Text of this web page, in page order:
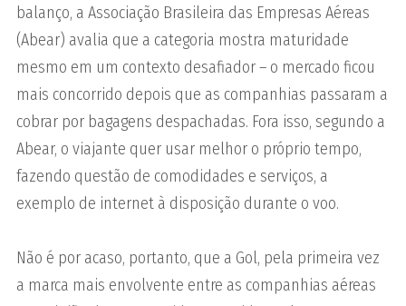
balanço, a Associação Brasileira das Empresas Aéreas
(Abear) avalia que a categoria mostra maturidade
mesmo em um contexto desafiador – o mercado ficou
mais concorrido depois que as companhias passaram a
cobrar por bagagens despachadas. Fora isso, segundo a
Abear, o viajante quer usar melhor o próprio tempo,
fazendo questão de comodidades e serviços, a
exemplo de internet à disposição durante o voo.
Não é por acaso, portanto, que a Gol, pela primeira vez
a marca mais envolvente entre as companhias aéreas